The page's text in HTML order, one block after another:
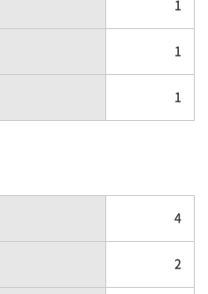
1
1
1
4
2